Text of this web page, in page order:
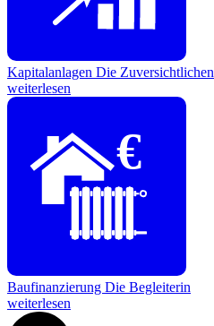
Kapitalanlagen Die Zuversichtlichen
weiterlesen
€
Baufinanzierung Die Begleiterin
weiterlesen